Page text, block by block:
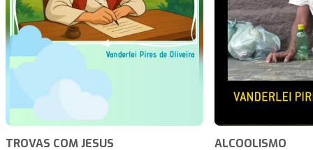
TROVAS COM JESUS ALCOOLISMO